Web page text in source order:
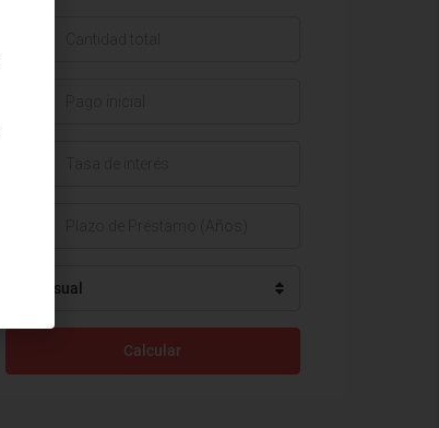
Mensual
Calcular